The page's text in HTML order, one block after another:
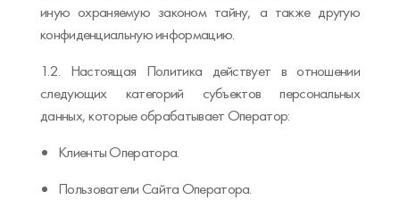
иную охраняемую законом тайну, а также другую
конфиденциальную информацию.
1.2. Настоящая Политика действует в отношении
следующих категорий субъектов персональных
данных, которые обрабатывает Оператор:
Клиенты Оператора.
Пользователи Сайта Оператора.